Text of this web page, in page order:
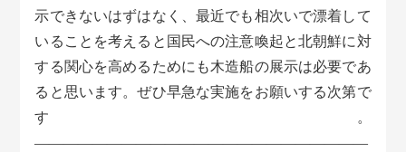
示できないはずはなく、最近でも相次いで漂着して
いることを考えると国民への注意喚起と北朝鮮に対
する関心を高めるためにも木造船の展示は必要であ
ると思います。ぜひ早急な実施をお願いする次第で
す。
———————————————————————